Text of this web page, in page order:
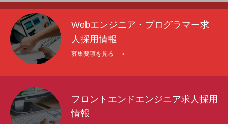
Webエンジニア・プログラマー求
人採用情報
募集要項を見る ＞
フロントエンドエンジニア求人採用
情報